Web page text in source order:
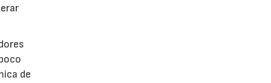
de